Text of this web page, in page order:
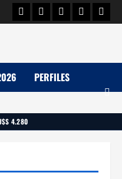
Facebook
TwitterLinkedinYoutube
PERFILES
4.280